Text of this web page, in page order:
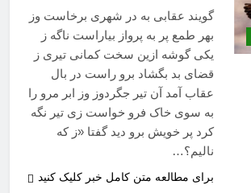
گویند عقابی به در شهری برخاست وز
بهر طمع پر به پرواز بیاراست ناگه ز
یکی گوشه ازین سخت کمانی تیری ز
قضای بد بگشاد برو راست در بال
عقاب آمد آن تیر جگردوز وز ابر مرو را
به سوی خاک فرو خواست زی تیر نگه
کرد پر خویش برو دید گفتا «ز که
نالیم؟…
برای مطالعه متن کامل خبر کلیک کنید